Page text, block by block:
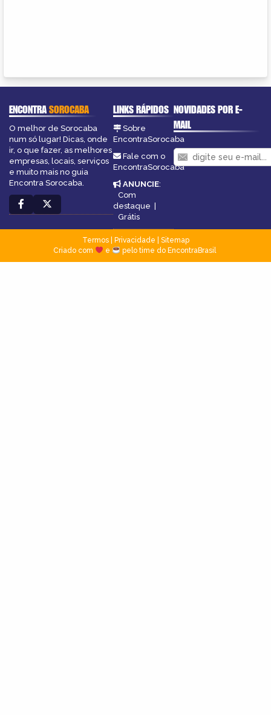
ENCONTRASOROCABA
O melhor de Sorocaba
num só lugar! Dicas, onde
ir, o que fazer, as melhores
empresas, locais, serviços
e muito mais no guia
Encontra Sorocaba.
LINKS RÁPIDOS
Sobre
EncontraSorocaba
Fale com o
EncontraSorocaba
ANUNCIE:
Com
destaque |
Grátis
NOVIDADES POR E-
MAIL
Termos| Privacidade
Sitemap
Criado com
e pelo time do EncontraBrasil